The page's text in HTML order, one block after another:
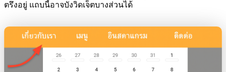
ตรึงอยู่ แถบนี้อาจบังวิดเจ็ตบางส่วนได้